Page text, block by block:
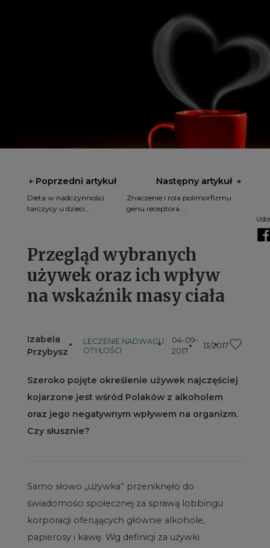
Poprzedni artykuł
Dieta w nadczynności
tarczycy u dzieci...
Następny artykuł
Znaczenie i rola polimorfizmu
genu receptora ...
Przegląd wybranych
używek oraz ich wpływ
na wskaźnik masy ciała
Izabela
Przybysz
LECZENIE NADWAGI I
OTYŁOŚCI
04-09-
2017
13/2017favorite
Szeroko pojęte określenie używek najczęściej
kojarzone jest wśród Polaków z alkoholem
oraz jego negatywnym wpływem na organizm.
Czy słusznie?
Samo słowo „używka” przeniknęło do
świadomości społecznej za sprawą lobbingu
korporacji oferujących głównie alkohole,
papierosy i kawę. Wg definicji za używki